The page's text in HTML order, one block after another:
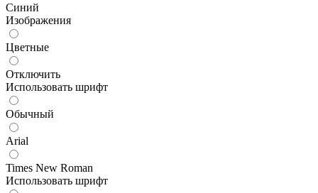
Синий
Изображения
Цветные
Отключить
Использовать шрифт
Обычный
Arial
Times New Roman
Использовать шрифт